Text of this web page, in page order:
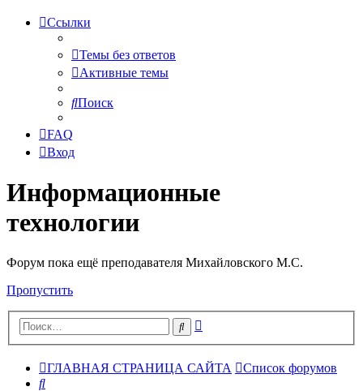
Ссылки
Темы без ответов
Активные темы
Поиск
FAQ
Вход
Информационные
технологии
Форум пока ещё преподавателя Михайловского М.С.
Пропустить
Поиск
ГЛАВНАЯ СТРАНИЦА САЙТА
Список форумов
Поиск